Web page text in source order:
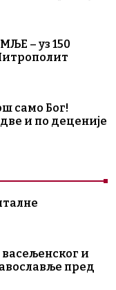
– уз 150
само Бог!
и по деценије
и
пред